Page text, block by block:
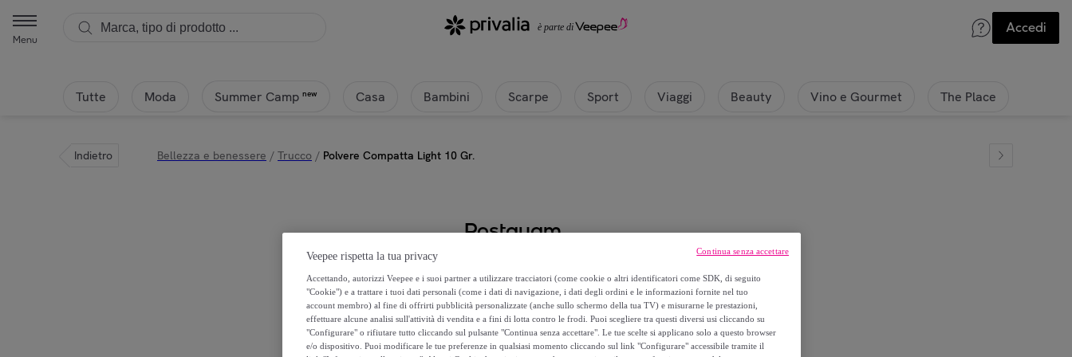
Menu
Accedi
Tutte Moda Summer Camp new Casa Bambini Scarpe Sport Viaggi Beauty Vino e Gourmet The Place
Indietro Bellezza e benessere / Trucco / Polvere Compatta Light 10 Gr.
Postquam
13,99 €
32,90 €
Veepee rispetta la tua privacy
Accettando, autorizzi Veepee e i suoi partner a utilizzare tracciatori (come cookie o altri identificatori come SDK, di seguito
"Cookie") e a trattare i tuoi dati personali (come i dati di navigazione, i dati degli ordini e le informazioni fornite nel tuo
account membro) al fine di offrirti pubblicità personalizzate (anche sullo schermo della tua TV) e misurarne le prestazioni,
effettuare alcune analisi sull'attività di vendita e a fini di lotta contro le frodi. Puoi scegliere tra questi diversi usi cliccando su
"Configurare" o rifiutare tutto cliccando sul pulsante "Continua senza accettare". Le tue scelte si applicano solo a questo browser
e/o dispositivo. Puoi modificare le tue preferenze in qualsiasi momento cliccando sul link "Configurare" accessibile tramite il
Continua senza accettare